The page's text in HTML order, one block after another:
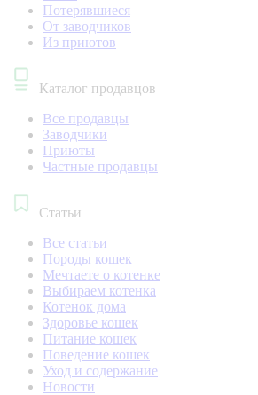
Потерявшиеся
От заводчиков
Из приютов
Каталог продавцов
Все продавцы
Заводчики
Приюты
Частные продавцы
Статьи
Все статьи
Породы кошек
Мечтаете о котенке
Выбираем котенка
Котенок дома
Здоровье кошек
Питание кошек
Поведение кошек
Уход и содержание
Новости